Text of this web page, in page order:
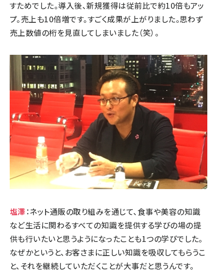
すためでした。導入後、新規獲得は従前比で約10倍もアッ
プ。売上も10倍増です。すごく成果が上がりました。思わず
売上数値の桁を見直してしまいました（笑）。
塩澤：ネット通販の取り組みを通じて、食事や美容の知識
など生活に関わるすべての知識を提供する学びの場の提
供も行いたいと思うようになったことも1つの学びでした。
なぜかというと、お客さまに正しい知識を吸収してもらうこ
と、それを継続していただくことが大事だと思うんです。